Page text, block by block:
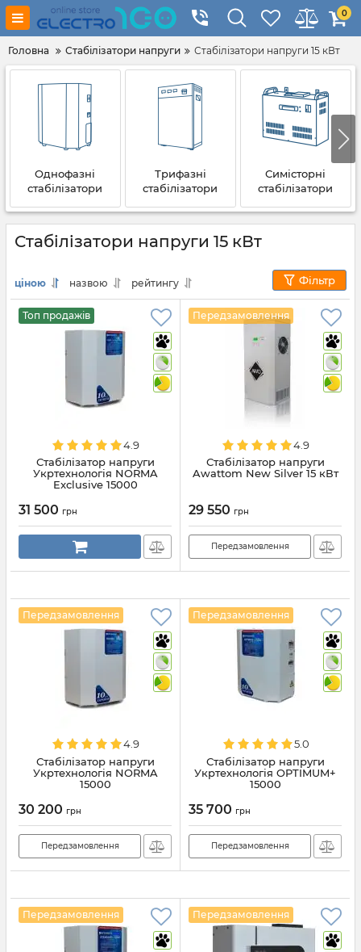
0
Головна Стабілізатори напруги Стабілізатори напруги 15 кВт
Однофазні
стабілізатори
Трифазні
стабілізатори
Симісторні
стабілізатори
Стабілізатори напруги 15 кВт
ціною назвою рейтингу Фільтр
Топ продажів
4.9
Стабілізатор напруги
Укртехнологія NORMA
Exclusive 15000
31 500 грн
Передзамовлення
4.9
Стабілізатор напруги
Awattom New Silver 15 кВт
29 550 грн
Передзамовлення
Передзамовлення
4.9
Стабілізатор напруги
Укртехнологія NORMA
15000
30 200 грн
Передзамовлення
Передзамовлення
5.0
Стабілізатор напруги
Укртехнологія OPTIMUM+
15000
35 700 грн
Передзамовлення
Передзамовлення Передзамовлення